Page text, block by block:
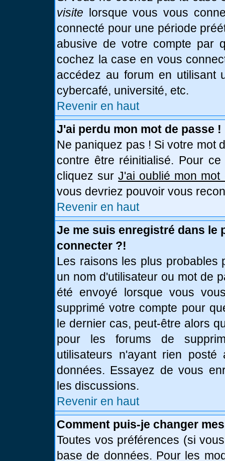
visite lorsque vous vous
connecté pour une période
abusive de votre compte par
cochez la case en vous
accédez au forum en utilisant
cybercafé, université, etc.
Revenir en haut
J'ai perdu mon mot de passe !
Ne paniquez pas ! Si votre mot
contre être réinitialisé. Pour
cliquez surJ'ai oublié mon mot
vous devriez pouvoir vous
Revenir en haut
Je me suis enregistré dans le
connecter ?!
Les raisons les plus probables
un nom d'utilisateur ou mot de
été envoyé lorsque vous
supprimé votre compte pour
le dernier cas, peut-être alors
pour les forums de
utilisateurs n'ayant rien
données. Essayez de vous
les discussions.
Revenir en haut
Comment puis-je changer
Toutes vos préférences (si
base de données. Pour les